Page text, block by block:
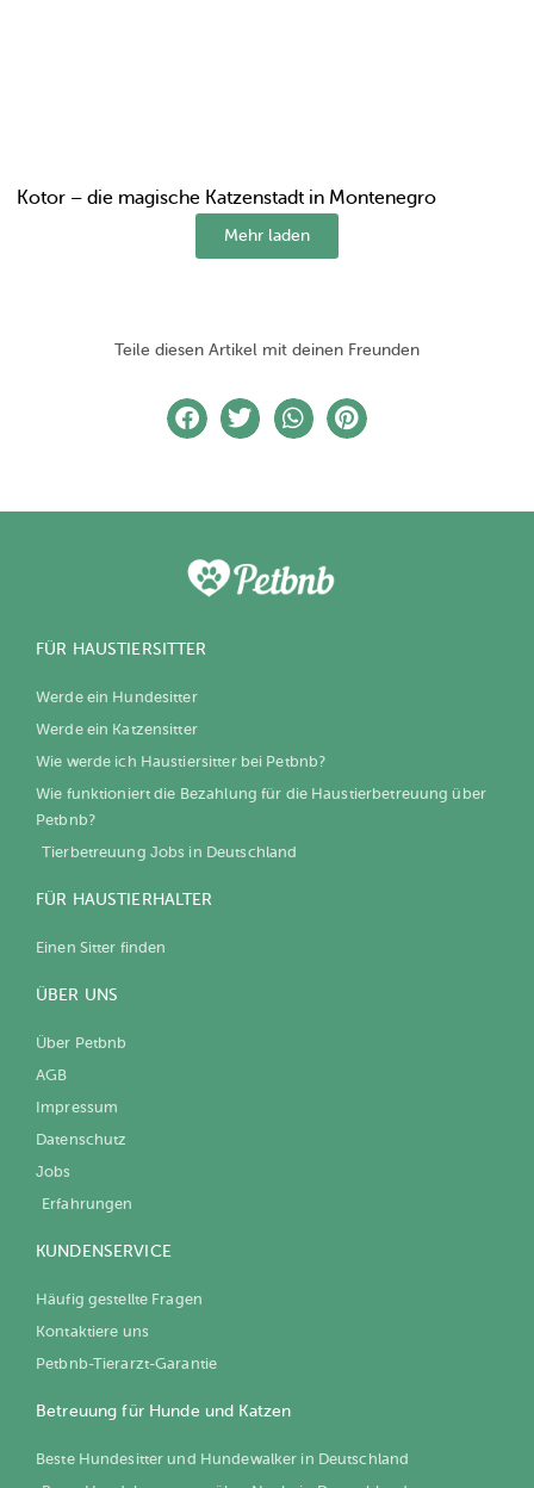
Kotor – die magische Katzenstadt in Montenegro
Mehr laden
Teile diesen Artikel mit deinen Freunden
FÜR HAUSTIERSITTER
Werde ein Hundesitter
Werde ein Katzensitter
Wie werde ich Haustiersitter bei Petbnb?
Wie funktioniert die Bezahlung für die Haustierbetreuung über
Petbnb?
Tierbetreuung Jobs in Deutschland
FÜR HAUSTIERHALTER
Einen Sitter finden
ÜBER UNS
Über Petbnb
AGB
Impressum
Datenschutz
Jobs
Erfahrungen
KUNDENSERVICE
Häufig gestellte Fragen
Kontaktiere uns
Petbnb-Tierarzt-Garantie
Betreuung für Hunde und Katzen
Beste Hundesitter und Hundewalker in Deutschland